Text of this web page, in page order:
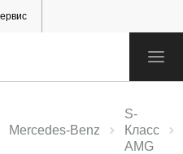
Mercedes‑Benz
S-
Класс
AMG